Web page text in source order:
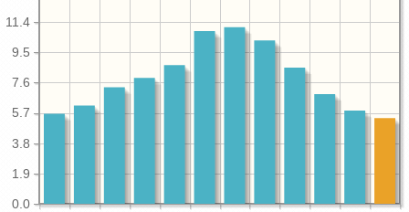
0.0
1.9
3.8
5.7
7.6
9.5
11.4